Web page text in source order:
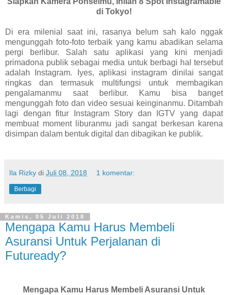
di Tokyo!
Di era milenial saat ini, rasanya belum sah kalo nggak
mengunggah foto-foto terbaik yang kamu abadikan selama
pergi berlibur. Salah satu aplikasi yang kini menjadi
primadona publik sebagai media untuk berbagi hal tersebut
adalah Instagram. Iyes, aplikasi instagram dinilai sangat
ringkas dan termasuk multifungsi untuk membagikan
pengalamanmu saat berlibur. Kamu bisa banget
mengunggah foto dan video sesuai keinginanmu. Ditambah
lagi dengan fitur Instagram Story dan IGTV yang dapat
membuat moment liburanmu jadi sangat berkesan karena
disimpan dalam bentuk digital dan dibagikan ke publik.
Ila Rizky di Juli 08, 2018 1 komentar:
Berbagi
Kamis, 05 Juli 2018
Mengapa Kamu Harus Membeli
Asuransi Untuk Perjalanan di
Futuready?
Mengapa Kamu Harus Membeli Asuransi Untuk